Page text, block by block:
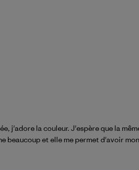
j'adore la couleur. J'espère que la
beaucoup et elle me permet d'avoir